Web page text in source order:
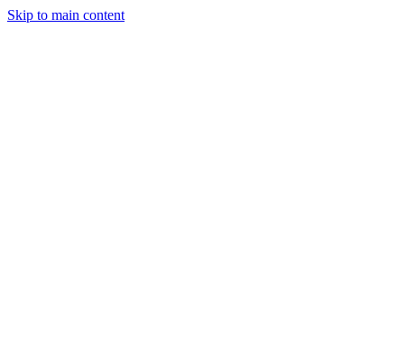
Skip to main content